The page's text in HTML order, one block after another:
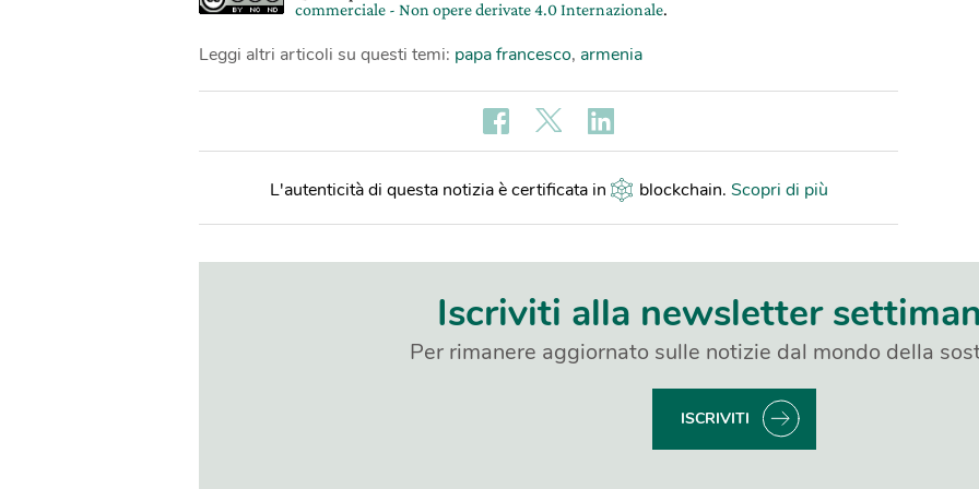
commerciale - Non opere derivate 4.0 Internazionale.
Leggi altri articoli su questi temi: papa francesco, armenia
L'autenticità di questa notizia è certificata in blockchain. Scopri di più
Iscriviti alla newsletter
Per rimanere aggiornato sulle notizie dal mondo della
ISCRIVITI